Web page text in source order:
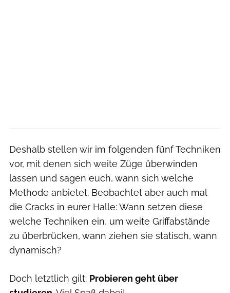
Deshalb stellen wir im folgenden fünf Techniken
vor, mit denen sich weite Züge überwinden
lassen und sagen euch, wann sich welche
Methode anbietet. Beobachtet aber auch mal
die Cracks in eurer Halle: Wann setzen diese
welche Techniken ein, um weite Griffabstände
zu überbrücken, wann ziehen sie statisch, wann
dynamisch?
Doch letztlich gilt: Probieren geht über